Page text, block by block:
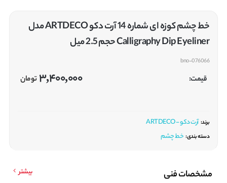
خط چشم کوزه ای شماره 14 آرت دکو ARTDECO مدل
Calligraphy Dip Eyeliner حجم 2.5 میل
bno-076066
قیمت: 3,400,000 تومان
برند: آرت دکو - ARTDECO
دسته بندی: خط چشم
مشخصات فنی بیشتر